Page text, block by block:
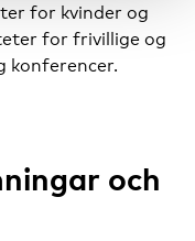
for kvinder og
for frivillige og
konferencer.
och